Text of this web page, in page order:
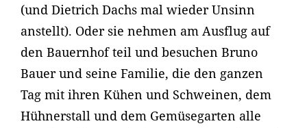
(und Dietrich Dachs mal wieder Unsinn
anstellt). Oder sie nehmen am Ausflug auf
den Bauernhof teil und besuchen Bruno
Bauer und seine Familie, die den ganzen
Tag mit ihren Kühen und Schweinen, dem
Hühnerstall und dem Gemüsegarten alle